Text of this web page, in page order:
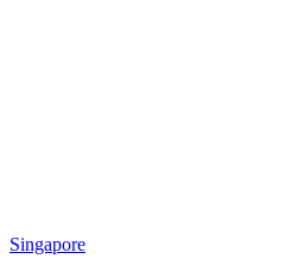
Singapore